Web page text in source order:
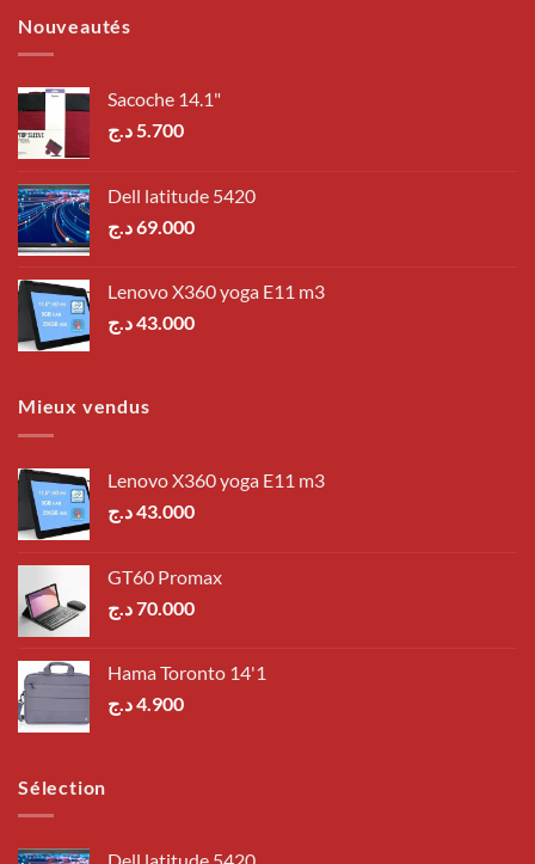
Nouveautés
Sacoche 14.1"
5.700د.ج
Dell latitude 5420
69.000د.ج
Lenovo X360 yoga E11 m3
43.000د.ج
Mieux vendus
Lenovo X360 yoga E11 m3
43.000د.ج
GT60 Promax
70.000د.ج
Hama Toronto 14'1
4.900د.ج
Sélection